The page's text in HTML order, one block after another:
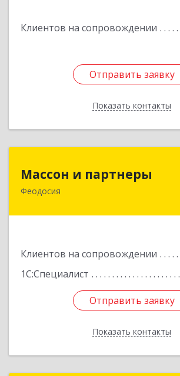
Клиентов на сопровождении
Отправить заявку
Показать контакты
Отправить заявку
Назад
Массон и партнеры
Феодосия
Клиентов на сопровождении
1С:Специалист
Отправить заявку
Показать контакты
298112, Крым Респ, Феодосия г,
Отправить заявку
Назад